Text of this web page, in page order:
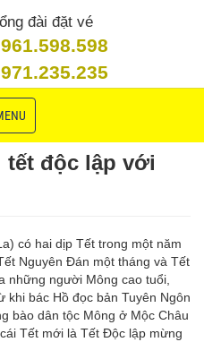
đài đặt vé
tết độc lập với
có hai dịp Tết trong một năm
Nguyên Đán một tháng và Tết
những người Mông cao tuổi,
khi bác Hồ đọc bản Tuyên Ngôn
bào dân tộc Mông ở Mộc Châu
Tết mới là Tết Độc lập mừng